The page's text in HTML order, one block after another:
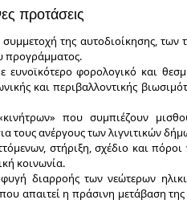
προτάσεις
της αυτοδιοίκησης,
προγράμματος.
φορολογικό και
και περιβαλλοντικής
που συμπιέζουν
τους ανέργους των λιγνιτικών
στήριξη, σχέδιο και πόροι
κοινωνία.
διαρροής των νεώτερων
που απαιτεί η πράσινη μετάβαση